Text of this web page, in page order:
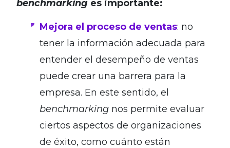
benchmarking es importante:
Mejora el proceso de ventas: no
tener la información adecuada para
entender el desempeño de ventas
puede crear una barrera para la
empresa. En este sentido, el
benchmarking nos permite evaluar
ciertos aspectos de organizaciones
de éxito, como cuánto están